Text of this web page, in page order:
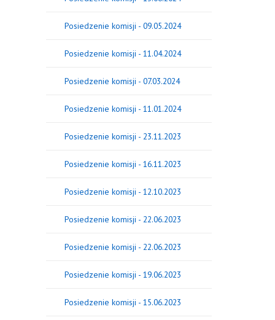
Posiedzenie komisji - 09.05.2024
Posiedzenie komisji - 11.04.2024
Posiedzenie komisji - 07.03.2024
Posiedzenie komisji - 11.01.2024
Posiedzenie komisji - 23.11.2023
Posiedzenie komisji - 16.11.2023
Posiedzenie komisji - 12.10.2023
Posiedzenie komisji - 22.06.2023
Posiedzenie komisji - 22.06.2023
Posiedzenie komisji - 19.06.2023
Posiedzenie komisji - 15.06.2023